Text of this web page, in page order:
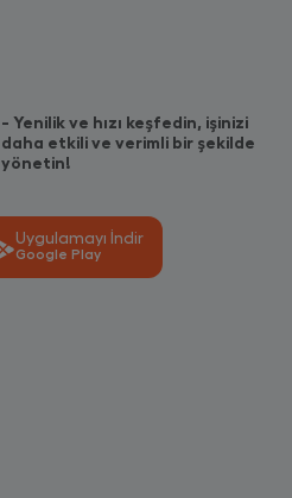
- Yenilik ve hızı keşfedin, işinizi
daha etkili ve verimli bir şekilde
yönetin!
Uygulamayı İndir
Google Play